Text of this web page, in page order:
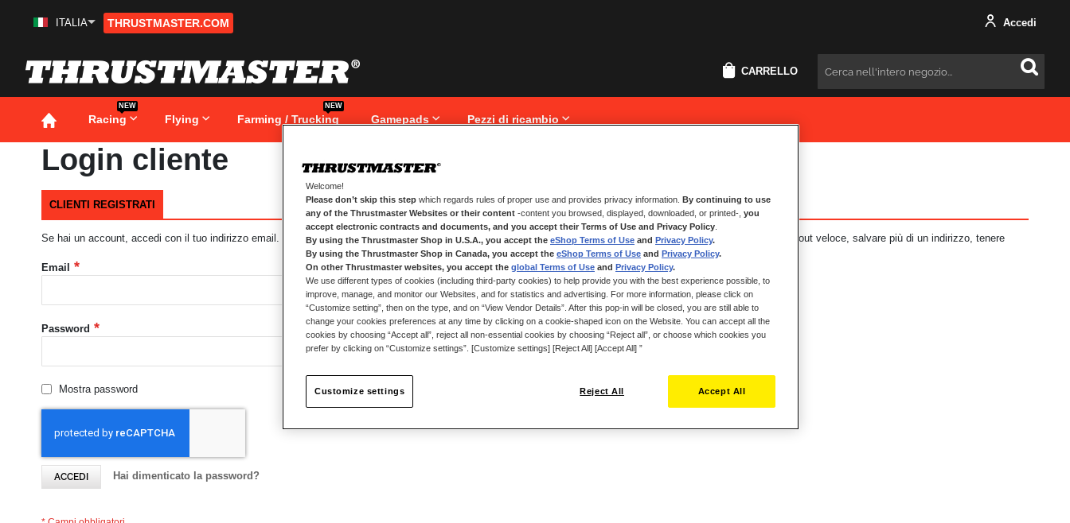
Salta
ITALIA THRUSTMASTER.COM Accedi
CARRELLO Cercare
Racing
NEW
Flying Farming / Trucking
NEW
Gamepads Pezzi di ricambio
Login cliente
CLIENTI REGISTRATI
Se hai un account, accedi con il tuo indirizzo email.
Email
Password
Mostra password
ACCEDI Hai dimenticato la password?
NUOVI CLIENTI
La creazione di un account ha molti vantaggi: check-out veloce, salvare più di un indirizzo, tenere
traccia degli ordini e altro ancora.
CREA UN ACCOUNT
Welcome!
Please don’t skip this step which regards rules of proper use and provides privacy information. By continuing to use
any of the Thrustmaster Websites or their content -content you browsed, displayed, downloaded, or printed-, you
accept electronic contracts and documents, and you accept their Terms of Use and Privacy Policy
By using the Thrustmaster Shop in U.S.A., you accept the eShop Terms of Use and Privacy Policy.
By using the Thrustmaster Shop in Canada, you accept the eShop Terms of Use and Privacy Policy.
On other Thrustmaster websites, you accept the global Terms of Use and Privacy Policy.
We use different types of cookies (including third-party cookies) to help provide you with the best experience possible, to
improve, manage, and monitor our Websites, and for statistics and advertising. For more information, please click on
“Customize setting”, then on the type, and on “View Vendor Details”. After this pop-in will be closed, you are still able to
change your cookies preferences at any time by clicking on a cookie-shaped icon on the Website. You can accept all the
cookies by choosing “Accept all”, reject all non-essential cookies by choosing “Reject all”, or choose which cookies you
prefer by clicking on “Customize settings”. [Customize settings] [Reject All] [Accept All] ”
Reject All Accept All
Customize settings